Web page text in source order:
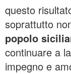
questo
soprattutto
popolo
continuare a
impegno e